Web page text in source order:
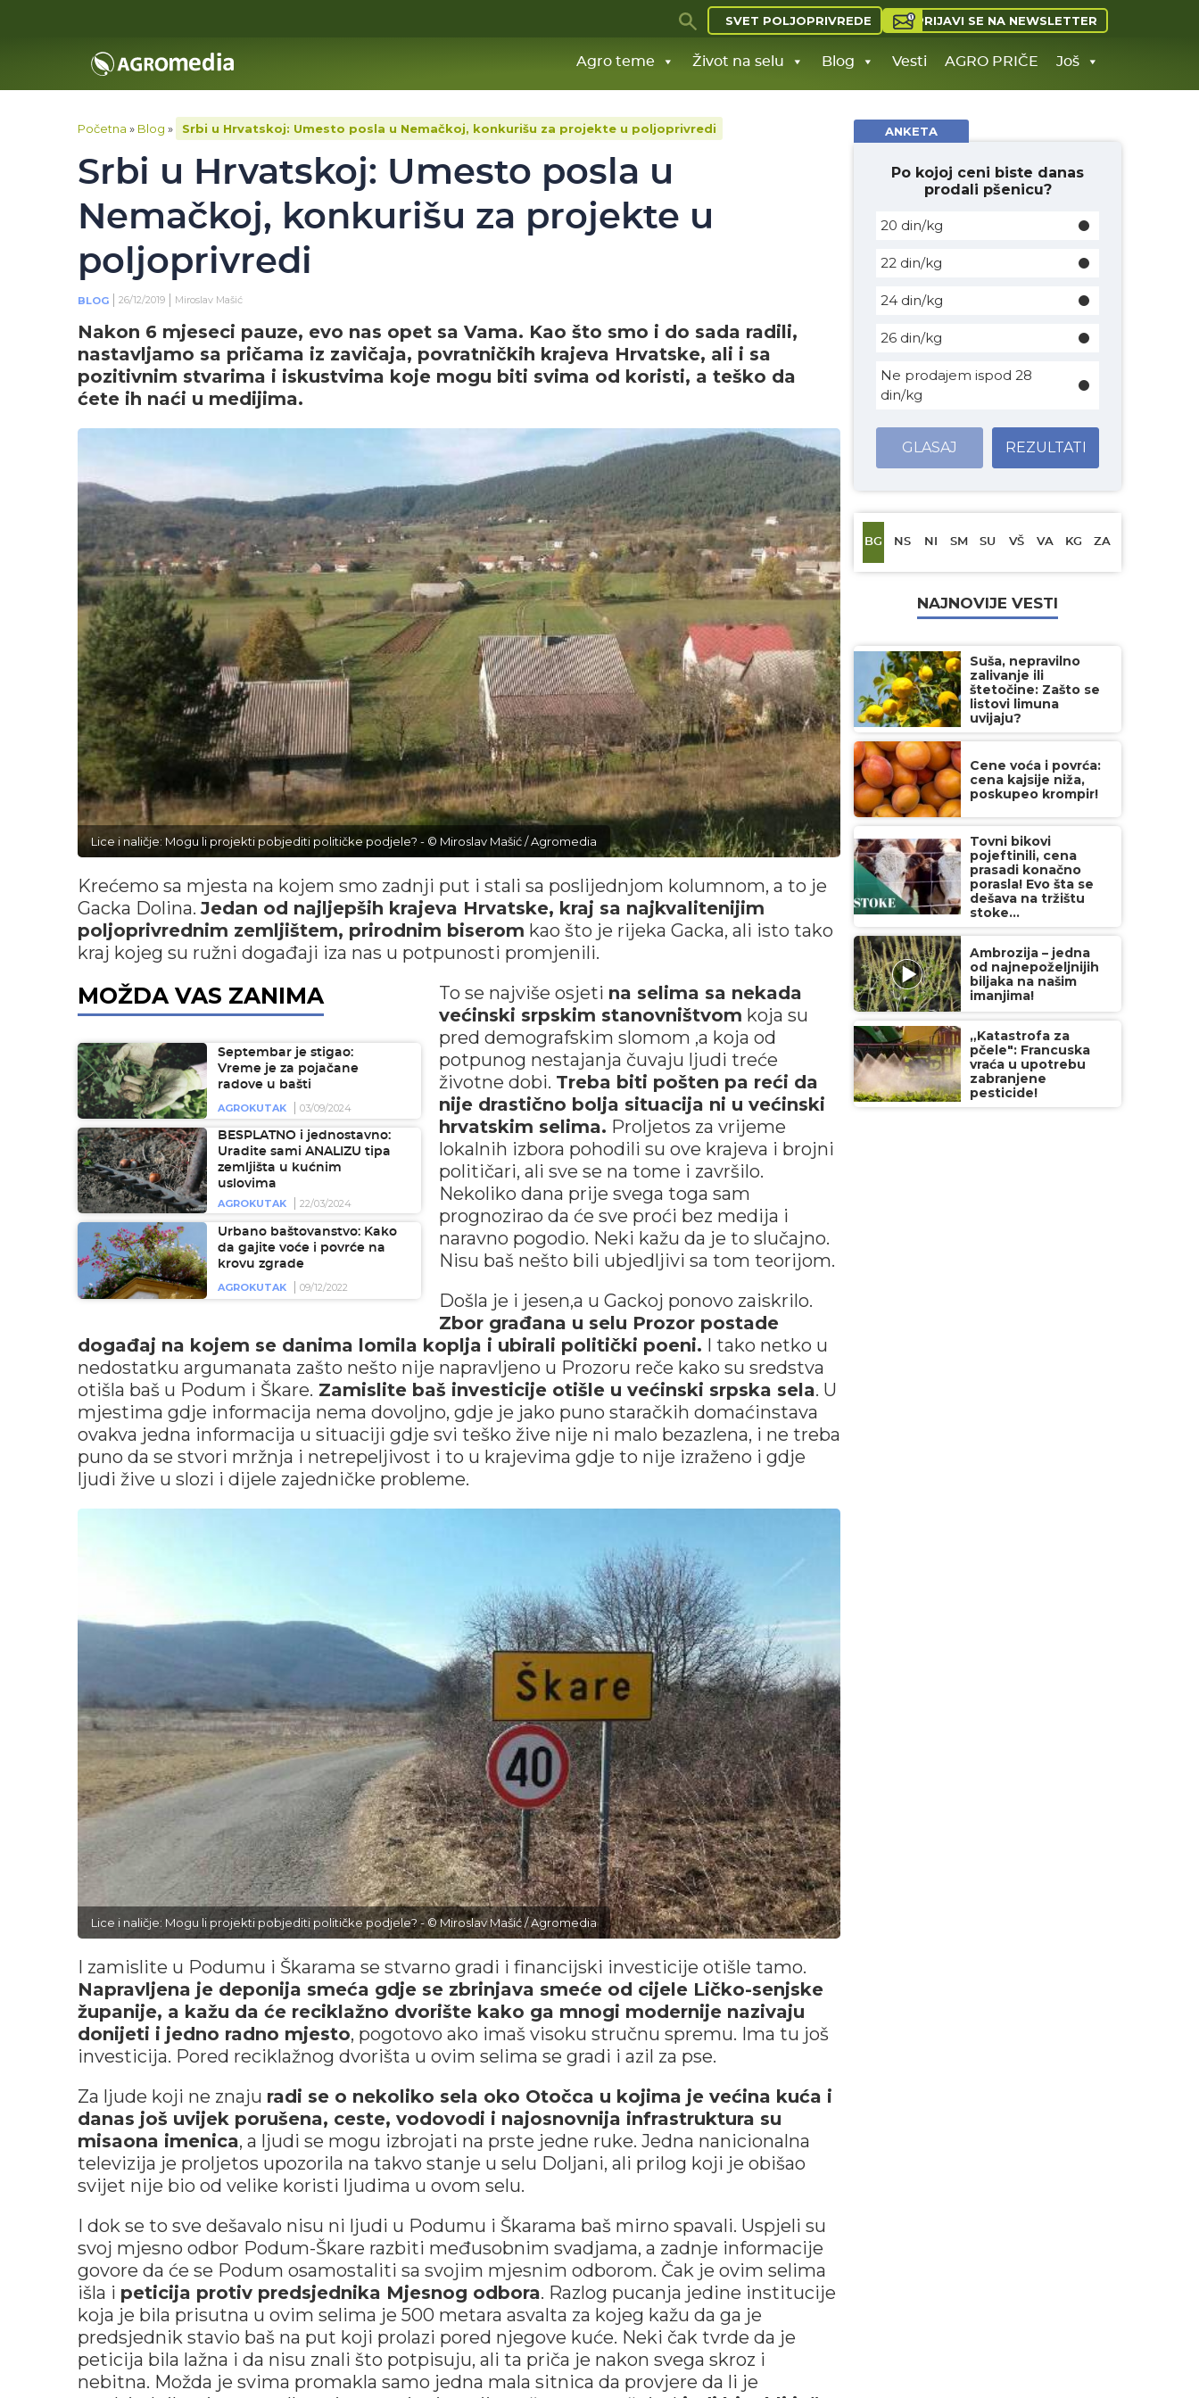
SVET POLJOPRIVREDE PRIJAVI SE NA NEWSLETTER
Agro teme Život na selu Blog Vesti AGRO PRIČE Još
Početna » Blog » Srbi u Hrvatskoj: Umesto posla u Nemačkoj, konkurišu za projekte u poljoprivredi
Srbi u Hrvatskoj: Umesto posla u
Nemačkoj, konkurišu za projekte u
poljoprivredi
BLOG 26/12/2019 Miroslav Mašić
Nakon 6 mjeseci pauze, evo nas opet sa Vama. Kao što smo i do sada radili,
nastavljamo sa pričama iz zavičaja, povratničkih krajeva Hrvatske, ali i sa
pozitivnim stvarima i iskustvima koje mogu biti svima od koristi, a teško da
ćete ih naći u medijima.
Lice i naličje: Mogu li projekti pobjediti političke podjele? - © Miroslav Mašić / Agromedia
Krećemo sa mjesta na kojem smo zadnji put i stali sa poslijednjom kolumnom, a to je
Gacka Dolina.Jedan od najljepših krajeva Hrvatske, kraj sa najkvalitenijim
poljoprivrednim zemljištem, prirodnim biserom kao što je rijeka Gacka, ali isto tako
kraj kojeg su ružni događaji iza nas u potpunosti promjenili.
MOŽDA VAS ZANIMA
Septembar je stigao:
Vreme je za pojačane
radove u bašti
AGROKUTAK
03/09/2024
BESPLATNO i jednostavno:
Uradite sami ANALIZU tipa
zemljišta u kućnim
uslovima
AGROKUTAK
22/03/2024
Urbano baštovanstvo: Kako
da gajite voće i povrće na
krovu zgrade
AGROKUTAK
09/12/2022
To se najviše osjeti na selima sa nekada
većinski srpskim stanovništvom koja su
pred demografskim slomom ,a koja od
potpunog nestajanja čuvaju ljudi treće
životne dobi. Treba biti pošten pa reći da
nije drastično bolja situacija ni u većinski
hrvatskim selima. Proljetos za vrijeme
lokalnih izbora pohodili su ove krajeva i brojni
političari, ali sve se na tome i završilo.
Nekoliko dana prije svega toga sam
prognozirao da će sve proći bez medija i
naravno pogodio. Neki kažu da je to slučajno.
Nisu baš nešto bili ubjedljivi sa tom teorijom.
Došla je i jesen,a u Gackoj ponovo zaiskrilo.
Zbor građana u selu Prozor postade
događaj na kojem se danima lomila koplja i ubirali politički poeni. I tako netko u
nedostatku argumanata zašto nešto nije napravljeno u Prozoru reče kako su sredstva
otišla baš u Podum i Škare. Zamislite baš investicije otišle u većinski srpska sela. U
mjestima gdje informacija nema dovoljno, gdje je jako puno staračkih domaćinstava
ovakva jedna informacija u situaciji gdje svi teško žive nije ni malo bezazlena, i ne treba
puno da se stvori mržnja i netrepeljivost i to u krajevima gdje to nije izraženo i gdje
ljudi žive u slozi i dijele zajedničke probleme.
Lice i naličje: Mogu li projekti pobjediti političke podjele? - © Miroslav Mašić / Agromedia
I zamislite u Podumu i Škarama se stvarno gradi i financijski investicije otišle tamo.
Napravljena je deponija smeća gdje se zbrinjava smeće od cijele Ličko-senjske
županije, a kažu da će reciklažno dvorište kako ga mnogi modernije nazivaju
donijeti i jedno radno mjesto, pogotovo ako imaš visoku stručnu spremu. Ima tu još
investicija. Pored reciklažnog dvorišta u ovim selima se gradi i azil za pse.
Za ljude koji ne znaju radi se o nekoliko sela oko Otočca u kojima je većina kuća i
danas još uvijek porušena, ceste, vodovodi i najosnovnija infrastruktura su
misaona imenica, a ljudi se mogu izbrojati na prste jedne ruke. Jedna nanicionalna
televizija je proljetos upozorila na takvo stanje u selu Doljani, ali prilog koji je obišao
svijet nije bio od velike koristi ljudima u ovom selu.
I dok se to sve dešavalo nisu ni ljudi u Podumu i Škarama baš mirno spavali. Uspjeli su
svoj mjesno odbor Podum-Škare razbiti međusobnim svadjama, a zadnje informacije
govore da će se Podum osamostaliti sa svojim mjesnim odborom. Čak je ovim selima
išla i peticija protiv predsjednika Mjesnog odbora. Razlog pucanja jedine institucije
koja je bila prisutna u ovim selima je 500 metara asvalta za kojeg kažu da ga je
predsjednik stavio baš na put koji prolazi pored njegove kuće. Neki čak tvrde da je
peticija bila lažna i da nisu znali što potpisuju, ali ta priča je nakon svega skroz i
nebitna. Možda je svima promakla samo jedna mala sitnica da provjere da li je
ANKETA
Po kojoj ceni biste danas
prodali pšenicu?
20 din/kg
22 din/kg
24 din/kg
26 din/kg
Ne prodajem ispod 28
din/kg
GLASAJ REZULTATI
BG NS NI SM SU VŠ VA KG ZA
NAJNOVIJE VESTI
Suša, nepravilno
zalivanje ili
štetočine: Zašto se
listovi limuna
uvijaju?
Cene voća i povrća:
cena kajsije niža,
poskupeo krompir!
Tovni bikovi
pojeftinili, cena
prasadi konačno
porasla! Evo šta se
dešava na tržištu
stoke...
Ambrozija – jedna
od najnepoželjnijih
biljaka na našim
imanjima!
„Katastrofa za
pčele": Francuska
vraća u upotrebu
zabranjene
pesticide!